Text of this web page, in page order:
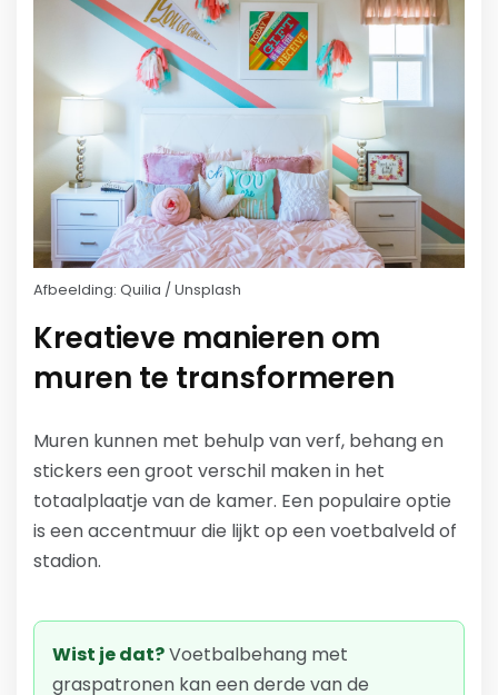
Afbeelding: Quilia / Unsplash
Kreatieve manieren om
muren te transformeren
Muren kunnen met behulp van verf, behang en
stickers een groot verschil maken in het
totaalplaatje van de kamer. Een populaire optie
is een accentmuur die lijkt op een voetbalveld of
stadion.
Wist je dat?Voetbalbehang met
graspatronen kan een derde van de